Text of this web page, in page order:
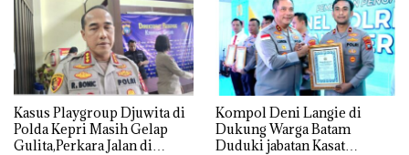
Kasus Playgroup Djuwita di
Polda Kepri Masih Gelap
Gulita,Perkara Jalan di
Kompol Deni Langie di
Dukung Warga Batam
Duduki jabatan Kasat